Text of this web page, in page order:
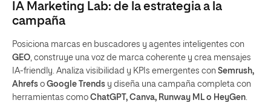
IA Marketing Lab: de la estrategia a la
campaña
Posiciona marcas en buscadores y agentes inteligentes con
GEO, construye una voz de marca coherente y crea mensajes
IA-friendly. Analiza visibilidad y KPIs emergentes con Semrush,
Ahrefs o Google Trends y diseña una campaña completa con
herramientas como ChatGPT, Canva, Runway ML o HeyGen.